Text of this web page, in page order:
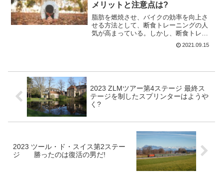
メリットと注意点は?
脂肪を燃焼させ、バイクの効率を向上さ
せる方法として、断食トレーニングの人
気が高まっている。しかし、断食トレー
ニングとは正確には何だろうか。食べず
に乗るということだろうけど、潜在的な
2021.09.15
2023 ZLMツアー第4ステージ 最終ス
テージを制したスプリンターはようや
く?
2023 ツール・ド・スイス第2ステー
ジ 勝ったのは復活の男だ!